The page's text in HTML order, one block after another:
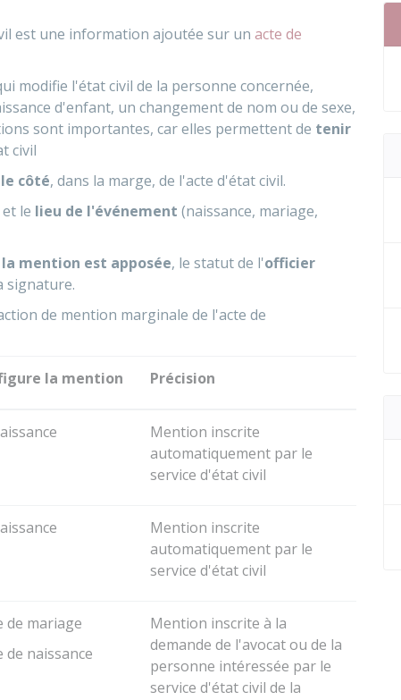
est une information ajoutée sur un acte de
modifie l'état civil de la personne concernée,
d'enfant, un changement de nom ou de sexe,
sont importantes, car elles permettent de tenir
civil
côté, dans la marge, de l'acte d'état civil.
et le lieu de l'événement (naissance, mariage,
mention est apposée, le statut de l'officier
signature.
de mention marginale de l'acte de
la mention Précision
Mention inscrite
automatiquement par le
service d'état civil
Mention inscrite
automatiquement par le
service d'état civil
de mariage
de naissance
Mention inscrite à la
demande de l'avocat ou de la
personne intéressée par le
service d'état civil de la